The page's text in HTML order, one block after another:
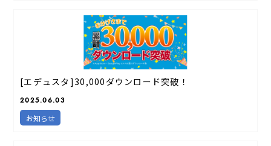
[エデュスタ]30,000ダウンロード突破！
2025.06.03
お知らせ